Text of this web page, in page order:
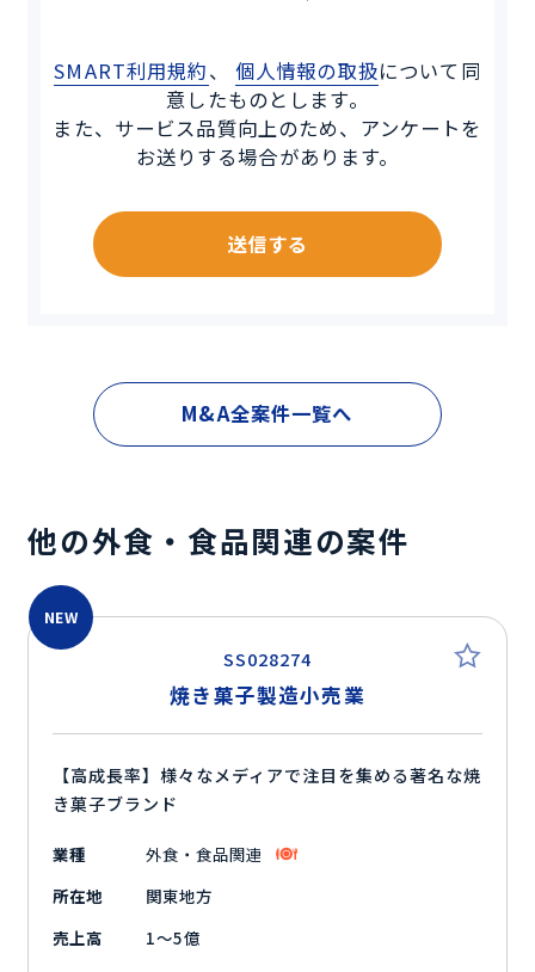
SMART利用規約、 個人情報の取扱について同
意したものとします。
また、サービス品質向上のため、アンケートを
お送りする場合があります。
送信する
M&A全案件一覧へ
他の外食・食品関連の案件
SS028274
NEW
焼き菓子製造小売業
【高成長率】様々なメディアで注目を集める著名な焼
き菓子ブランド
業種
外食・食品関連
所在地
関東地方
売上高
1～5億